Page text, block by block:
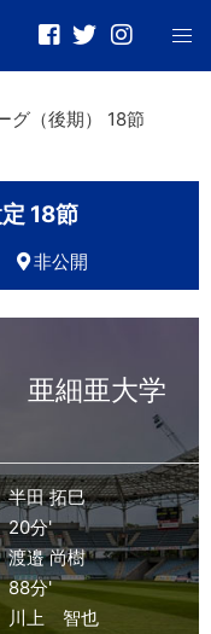
グ（後期） 18節
18節
非公開
亜細亜大学
半田 拓巳
20分'
渡邉 尚樹
88分'
川上 智也